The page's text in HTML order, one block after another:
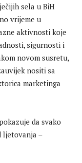
sela u BiH
vrijeme u
aktivnosti koje
sigurnosti i
novom susretu,
nositi sa
marketinga
da svako
ljetovanja –